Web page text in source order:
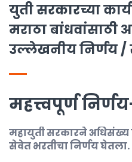
युती सरकारच्या
मराठा
उल्लेखनीय निर्णय /
महत्त्वपूर्ण
महायुती सरकारने अधिसंख्य
सेवेत भरतीचा निर्णय घेतला.